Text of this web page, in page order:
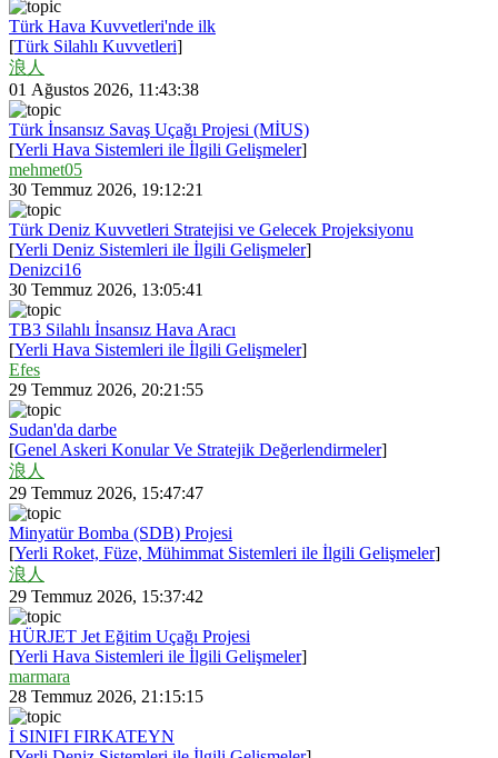
Türk Hava Kuvvetleri'nde ilk
[Türk Silahlı Kuvvetleri]
浪人
01 Ağustos 2026, 11:43:38
Türk İnsansız Savaş Uçağı Projesi (MİUS)
[Yerli Hava Sistemleri ile İlgili Gelişmeler]
mehmet05
30 Temmuz 2026, 19:12:21
Türk Deniz Kuvvetleri Stratejisi ve Gelecek Projeksiyonu
[Yerli Deniz Sistemleri ile İlgili Gelişmeler]
Denizci16
30 Temmuz 2026, 13:05:41
TB3 Silahlı İnsansız Hava Aracı
[Yerli Hava Sistemleri ile İlgili Gelişmeler]
Efes
29 Temmuz 2026, 20:21:55
Sudan'da darbe
[Genel Askeri Konular Ve Stratejik Değerlendirmeler]
浪人
29 Temmuz 2026, 15:47:47
Minyatür Bomba (SDB) Projesi
[Yerli Roket, Füze, Mühimmat Sistemleri ile İlgili Gelişmeler]
浪人
29 Temmuz 2026, 15:37:42
HÜRJET Jet Eğitim Uçağı Projesi
[Yerli Hava Sistemleri ile İlgili Gelişmeler]
marmara
28 Temmuz 2026, 21:15:15
İ SINIFI FIRKATEYN